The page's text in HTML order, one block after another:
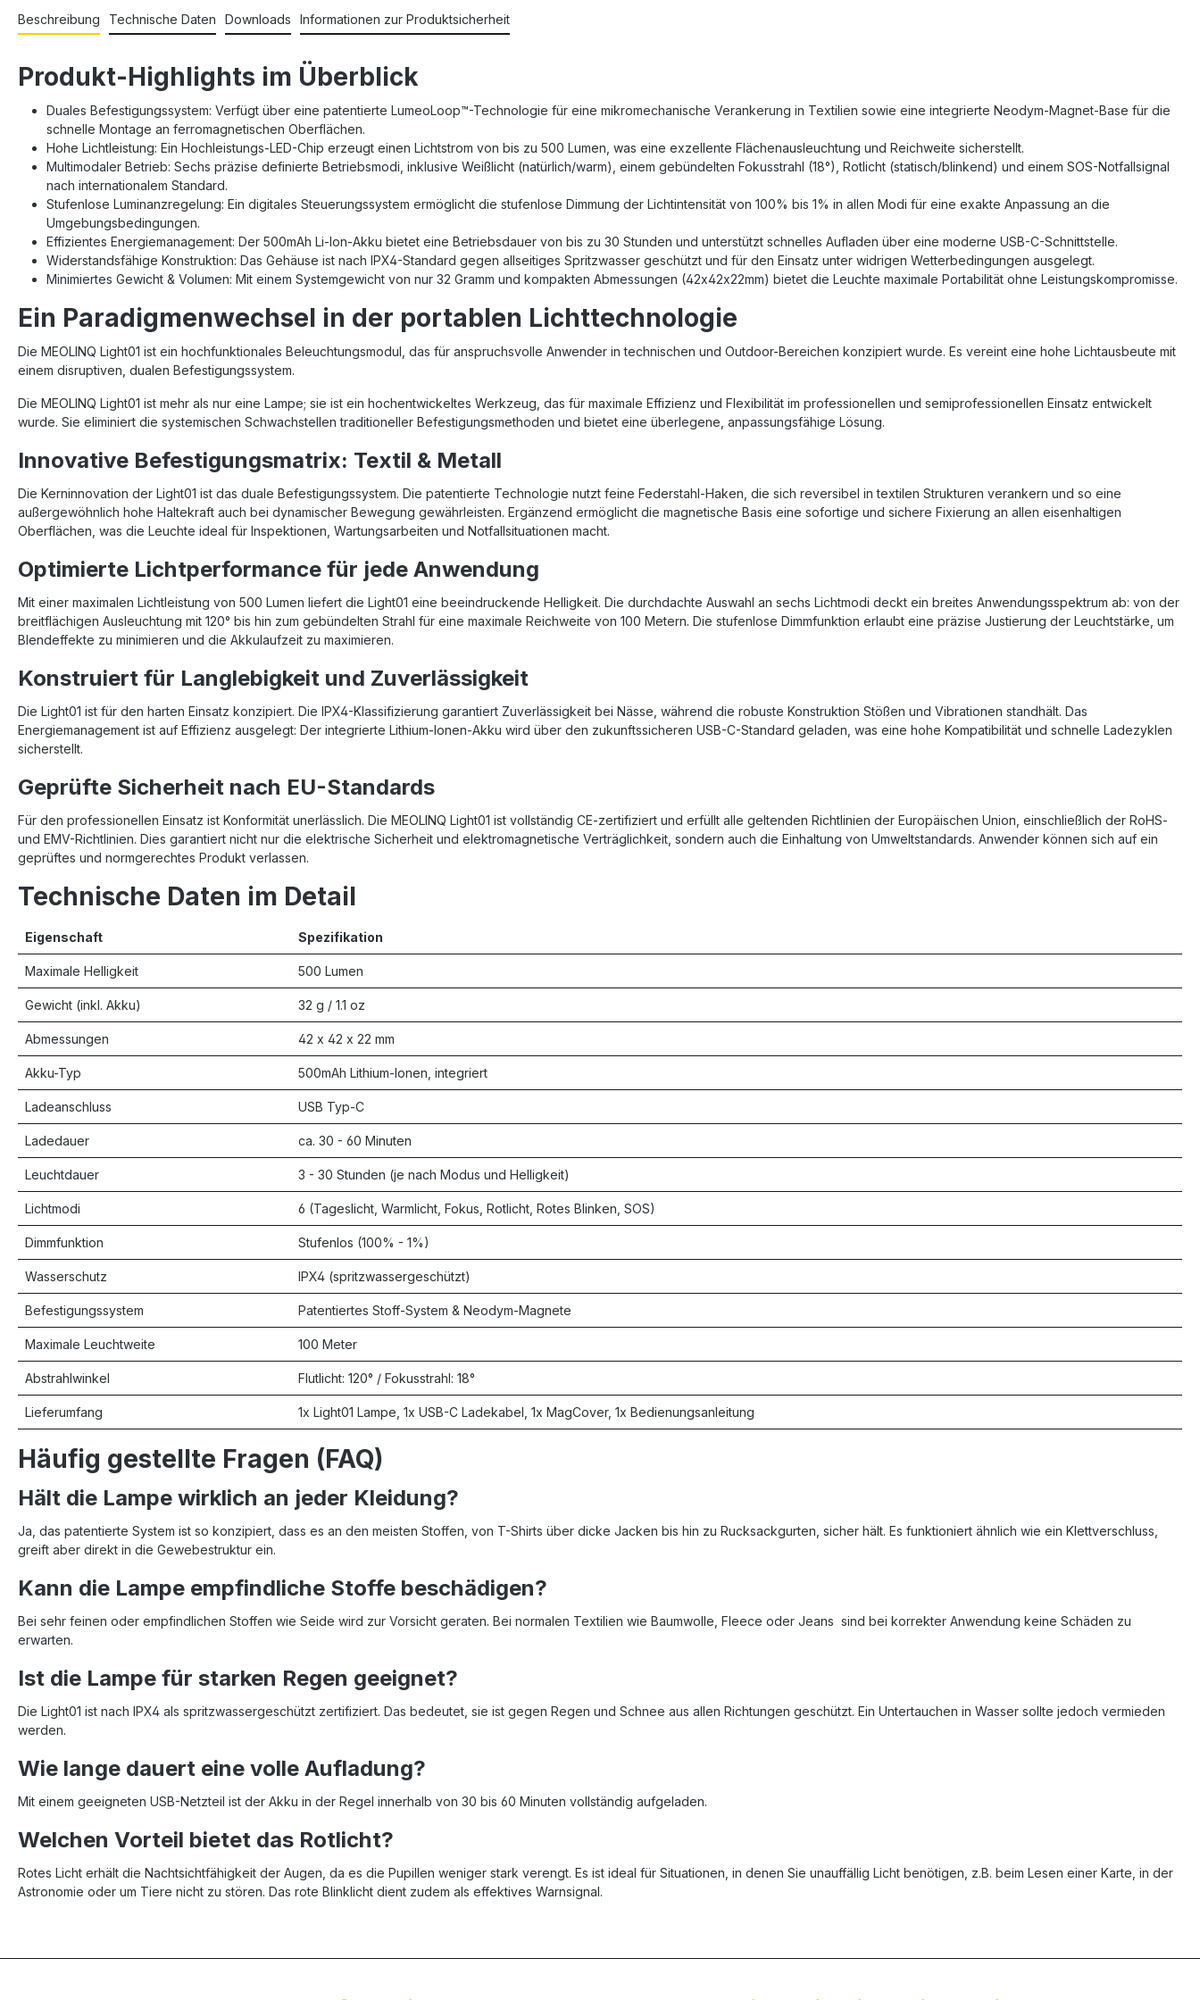
Beschreibung Technische Daten Downloads Informationen zur Produktsicherheit
Produkt-Highlights im Überblick
Duales Befestigungssystem: Verfügt über eine patentierte LumeoLoop™-Technologie für eine mikromechanische Verankerung in Textilien sowie eine integrierte Neodym-Magnet-Base für die
schnelle Montage an ferromagnetischen Oberflächen.
Hohe Lichtleistung: Ein Hochleistungs-LED-Chip erzeugt einen Lichtstrom von bis zu 500 Lumen, was eine exzellente Flächenausleuchtung und Reichweite sicherstellt.
Multimodaler Betrieb: Sechs präzise definierte Betriebsmodi, inklusive Weißlicht (natürlich/warm), einem gebündelten Fokusstrahl (18°), Rotlicht (statisch/blinkend) und einem SOS-Notfallsignal
nach internationalem Standard.
Stufenlose Luminanzregelung: Ein digitales Steuerungssystem ermöglicht die stufenlose Dimmung der Lichtintensität von 100% bis 1% in allen Modi für eine exakte Anpassung an die
Umgebungsbedingungen.
Effizientes Energiemanagement: Der 500mAh Li-Ion-Akku bietet eine Betriebsdauer von bis zu 30 Stunden und unterstützt schnelles Aufladen über eine moderne USB-C-Schnittstelle.
Widerstandsfähige Konstruktion: Das Gehäuse ist nach IPX4-Standard gegen allseitiges Spritzwasser geschützt und für den Einsatz unter widrigen Wetterbedingungen ausgelegt.
Minimiertes Gewicht & Volumen: Mit einem Systemgewicht von nur 32 Gramm und kompakten Abmessungen (42x42x22mm) bietet die Leuchte maximale Portabilität ohne Leistungskompromisse.
Ein Paradigmenwechsel in der portablen Lichttechnologie
Die MEOLINQ Light01 ist ein hochfunktionales Beleuchtungsmodul, das für anspruchsvolle Anwender in technischen und Outdoor-Bereichen konzipiert wurde. Es vereint eine hohe Lichtausbeute mit
einem disruptiven, dualen Befestigungssystem.
Die MEOLINQ Light01 ist mehr als nur eine Lampe; sie ist ein hochentwickeltes Werkzeug, das für maximale Effizienz und Flexibilität im professionellen und semiprofessionellen Einsatz entwickelt
wurde. Sie eliminiert die systemischen Schwachstellen traditioneller Befestigungsmethoden und bietet eine überlegene, anpassungsfähige Lösung.
Innovative Befestigungsmatrix: Textil & Metall
Die Kerninnovation der Light01 ist das duale Befestigungssystem. Die patentierte Technologie nutzt feine Federstahl-Haken, die sich reversibel in textilen Strukturen verankern und so eine
außergewöhnlich hohe Haltekraft auch bei dynamischer Bewegung gewährleisten. Ergänzend ermöglicht die magnetische Basis eine sofortige und sichere Fixierung an allen eisenhaltigen
Oberflächen, was die Leuchte ideal für Inspektionen, Wartungsarbeiten und Notfallsituationen macht.
Optimierte Lichtperformance für jede Anwendung
Mit einer maximalen Lichtleistung von 500 Lumen liefert die Light01 eine beeindruckende Helligkeit. Die durchdachte Auswahl an sechs Lichtmodi deckt ein breites Anwendungsspektrum ab: von der
breitflächigen Ausleuchtung mit 120° bis hin zum gebündelten Strahl für eine maximale Reichweite von 100 Metern. Die stufenlose Dimmfunktion erlaubt eine präzise Justierung der Leuchtstärke, um
Blendeffekte zu minimieren und die Akkulaufzeit zu maximieren.
Konstruiert für Langlebigkeit und Zuverlässigkeit
Die Light01 ist für den harten Einsatz konzipiert. Die IPX4-Klassifizierung garantiert Zuverlässigkeit bei Nässe, während die robuste Konstruktion Stößen und Vibrationen standhält. Das
Energiemanagement ist auf Effizienz ausgelegt: Der integrierte Lithium-Ionen-Akku wird über den zukunftssicheren USB-C-Standard geladen, was eine hohe Kompatibilität und schnelle Ladezyklen
sicherstellt.
Geprüfte Sicherheit nach EU-Standards
Für den professionellen Einsatz ist Konformität unerlässlich. Die MEOLINQ Light01 ist vollständig CE-zertifiziert und erfüllt alle geltenden Richtlinien der Europäischen Union, einschließlich der RoHS-
und EMV-Richtlinien. Dies garantiert nicht nur die elektrische Sicherheit und elektromagnetische Verträglichkeit, sondern auch die Einhaltung von Umweltstandards. Anwender können sich auf ein
geprüftes und normgerechtes Produkt verlassen.
Technische Daten im Detail
Eigenschaft Spezifikation
Maximale Helligkeit 500 Lumen
Gewicht (inkl. Akku) 32 g / 1.1 oz
Abmessungen 42 x 42 x 22 mm
Akku-Typ 500mAh Lithium-Ionen, integriert
Ladeanschluss USB Typ-C
Ladedauer ca. 30 - 60 Minuten
Leuchtdauer 3 - 30 Stunden (je nach Modus und Helligkeit)
Lichtmodi 6 (Tageslicht, Warmlicht, Fokus, Rotlicht, Rotes Blinken, SOS)
Dimmfunktion Stufenlos (100% - 1%)
Wasserschutz IPX4 (spritzwassergeschützt)
Befestigungssystem Patentiertes Stoff-System & Neodym-Magnete
Maximale Leuchtweite 100 Meter
Abstrahlwinkel Flutlicht: 120° / Fokusstrahl: 18°
Lieferumfang 1x Light01 Lampe, 1x USB-C Ladekabel, 1x MagCover, 1x Bedienungsanleitung
Häufig gestellte Fragen (FAQ)
Hält die Lampe wirklich an jeder Kleidung?
Ja, das patentierte System ist so konzipiert, dass es an den meisten Stoffen, von T-Shirts über dicke Jacken bis hin zu Rucksackgurten, sicher hält. Es funktioniert ähnlich wie ein Klettverschluss,
greift aber direkt in die Gewebestruktur ein.
Kann die Lampe empfindliche Stoffe beschädigen?
Bei sehr feinen oder empfindlichen Stoffen wie Seide wird zur Vorsicht geraten. Bei normalen Textilien wie Baumwolle, Fleece oder Jeans sind bei korrekter Anwendung keine Schäden zu
erwarten.
Ist die Lampe für starken Regen geeignet?
Die Light01 ist nach IPX4 als spritzwassergeschützt zertifiziert. Das bedeutet, sie ist gegen Regen und Schnee aus allen Richtungen geschützt. Ein Untertauchen in Wasser sollte jedoch vermieden
werden.
Wie lange dauert eine volle Aufladung?
Mit einem geeigneten USB-Netzteil ist der Akku in der Regel innerhalb von 30 bis 60 Minuten vollständig aufgeladen.
Welchen Vorteil bietet das Rotlicht?
Rotes Licht erhält die Nachtsichtfähigkeit der Augen, da es die Pupillen weniger stark verengt. Es ist ideal für Situationen, in denen Sie unauffällig Licht benötigen, z.B. beim Lesen einer Karte, in der
Astronomie oder um Tiere nicht zu stören. Das rote Blinklicht dient zudem als effektives Warnsignal.